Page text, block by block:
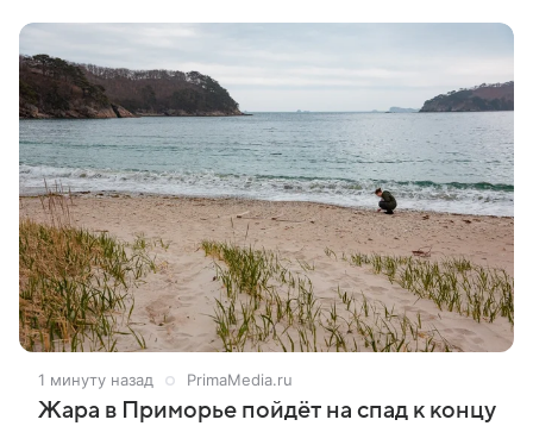
1 минуту назад PrimaMedia.ru
Жара в Приморье пойдёт на спад к концу